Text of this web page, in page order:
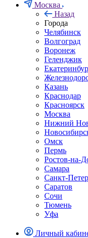
Москва
Назад
Города
Челябинск
Волгоград
Воронеж
Геленджик
Казань
Краснодар
Красноярск
Москва
Нижний
Омск
Пермь
Ростов-на-
Самара
Санкт-
Саратов
Сочи
Тюмень
Уфа
Личный